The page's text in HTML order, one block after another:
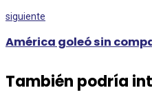
siguiente
América goleó sin
También podría